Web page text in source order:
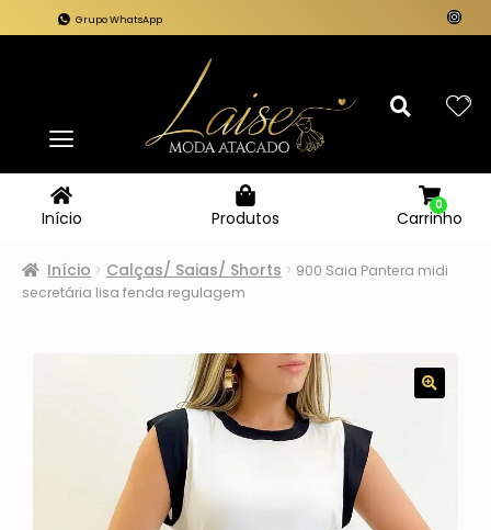
Grupo WhatsApp
Início Produtos Carrinho
0
Início Calças/ Saias/ Shorts
900 Saia Pantera midi
secretária lisa fenda regulagem